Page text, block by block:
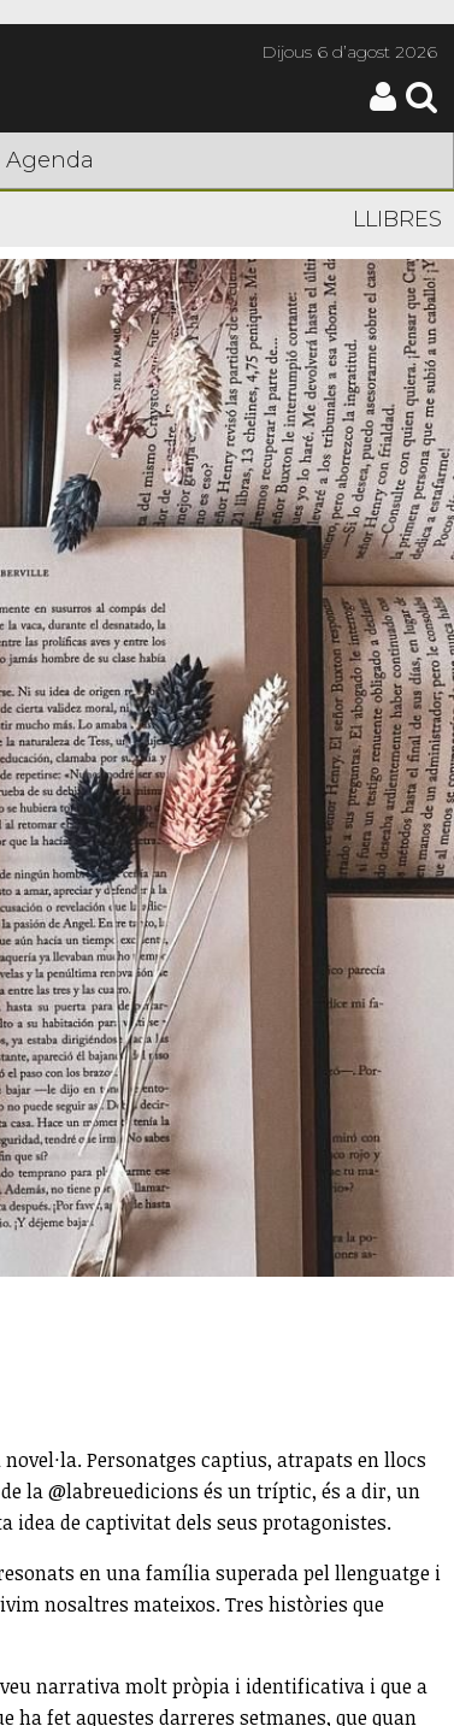
Dijous6 d’agost 2026
Agenda
LLIBRES
Personatges captius, atrapats en llocs
la @labreuedicions és un tríptic, és a dir, un
idea de captivitat dels seus protagonistes.
en una família superada pel llenguatge i
nosaltres mateixos. Tres històries que
narrativa molt pròpia i identificativa i que a
ha fet aquestes darreres setmanes, que quan